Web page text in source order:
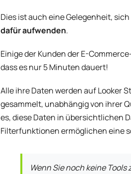
Dies ist auch eine Gelegenheit,
dafür aufwenden.
Einige der Kunden der E-
dass es nur 5 Minuten dauert!
Alle ihre Daten werden auf Looker
gesammelt, unabhängig von ihrer
es, diese Daten in übersichtlichen
Filterfunktionen ermöglichen eine
Wenn Sie noch keine